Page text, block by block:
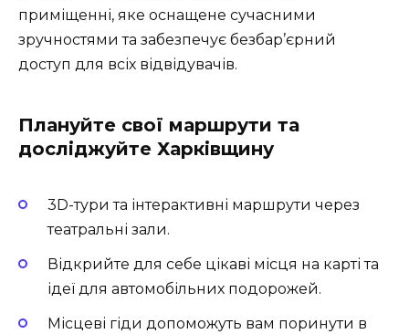
приміщенні, яке оснащене сучасними
зручностями та забезпечує безбар’єрний
доступ для всіх відвідувачів.
Плануйте свої маршрути та
досліджуйте Харківщину
3D-тури та інтерактивні маршрути через
театральні зали.
Відкрийте для себе цікаві місця на карті та
ідеї для автомобільних подорожей.
Місцеві гіди допоможуть вам поринути в